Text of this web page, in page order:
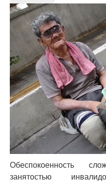
Обеспокоенность
занятостью